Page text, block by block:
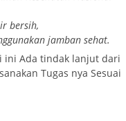
bersih,
jamban sehat.
ini Ada tindak lanjut dari
Tugas nya Sesuai